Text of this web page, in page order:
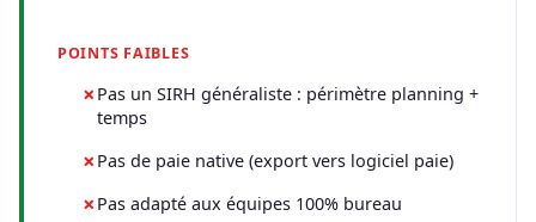
POINTS FAIBLES
Pas un SIRH généraliste : périmètre planning +
temps
Pas de paie native (export vers logiciel paie)
Pas adapté aux équipes 100% bureau